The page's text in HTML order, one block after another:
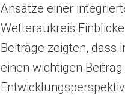
Ansätze einer
Wetteraukreis
Beiträge zeigten, dass
einen wichtigen